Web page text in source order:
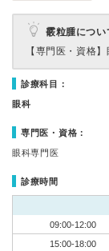
霰粒腫につい
【専門医・資格】
診療科目：
眼科
専門医・資格：
眼科専門医
診療時間
09:00-12:00
15:00-18:00